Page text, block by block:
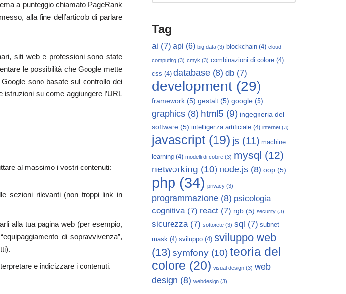
a punteggio chiamato PageRank
alla fine dell’articolo di parlare
siti web e professioni sono state
le possibilità che Google mette
sono basate sul controllo dei
su come aggiungere l’URL
al massimo i vostri contenuti:
sezioni rilevanti (non troppi link in
alla tua pagina web (per esempio,
di sopravvivenza”,
e indicizzare i contenuti.
Tag
ai (7) api (6) big data (3) blockchain (4) cloud
computing (3) cmyk (3) combinazioni di colore (4)
css (4) database (8) db (7)
development (29)
framework (5) gestalt (5) google (5)
graphics (8) html5 (9) ingegneria del
software (5) intelligenza artificiale (4) internet (3)
javascript (19) js (11) machine
learning (4) modelli di colore (3) mysql (12)
networking (10) node.js (8) oop (5)
php (34) privacy (3)
programmazione (8) psicologia
cognitiva(7) react (7) rgb (5) security (3)
sicurezza(7) sottorete (3) sql (7) subnet
mask (4) sviluppo (4) sviluppo web
(13) symfony (10)teoria del
colore (20) visual design (3) web
design (8) webdesign (3)